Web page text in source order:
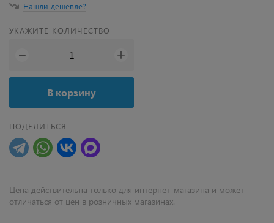
Нашли дешевле?
УКАЖИТЕ КОЛИЧЕСТВО
− +
В корзину
ПОДЕЛИТЬСЯ
Цена действительна только для интернет-магазина и может
отличаться от цен в розничных магазинах.